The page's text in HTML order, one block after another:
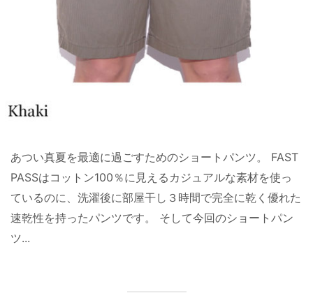
あつい真夏を最適に過ごすためのショートパンツ。 FAST
PASSはコットン100％に見えるカジュアルな素材を使っ
ているのに、洗濯後に部屋干し３時間で完全に乾く優れた
速乾性を持ったパンツです。 そして今回のショートパン
ツ...